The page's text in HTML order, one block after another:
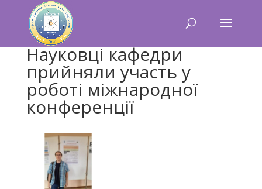
Науковці кафедри
прийняли участь у
роботі міжнародної
конференції